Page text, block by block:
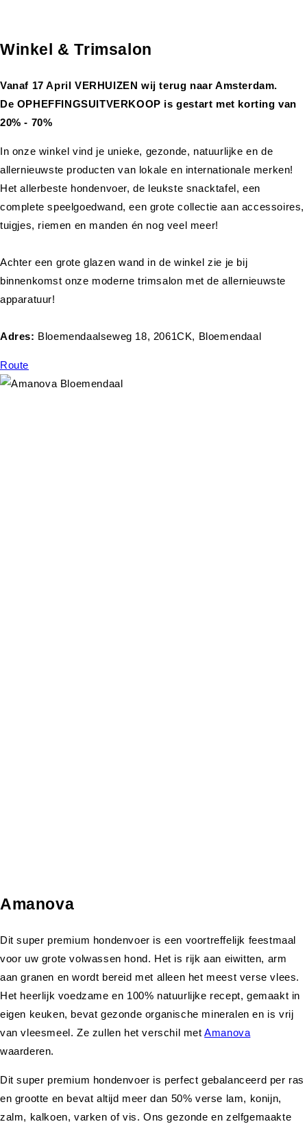
Winkel & Trimsalon
Vanaf 17 April VERHUIZEN wij terug naar Amsterdam.
De OPHEFFINGSUITVERKOOP is gestart met korting van
20% - 70%
In onze winkel vind je unieke, gezonde, natuurlijke en de
allernieuwste producten van lokale en internationale merken!
Het allerbeste hondenvoer, de leukste snacktafel, een
complete speelgoedwand, een grote collectie aan accessoires,
tuigjes, riemen en manden én nog veel meer!
Achter een grote glazen wand in de winkel zie je bij
binnenkomst onze moderne trimsalon met de allernieuwste
apparatuur!
Adres: Bloemendaalseweg 18, 2061CK, Bloemendaal
Route
Amanova
Dit super premium hondenvoer is een voortreffelijk feestmaal
voor uw grote volwassen hond. Het is rijk aan eiwitten, arm
aan granen en wordt bereid met alleen het meest verse vlees.
Het heerlijk voedzame en 100% natuurlijke recept, gemaakt in
eigen keuken, bevat gezonde organische mineralen en is vrij
van vleesmeel. Ze zullen het verschil metAmanova
waarderen.
Dit super premium hondenvoer is perfect gebalanceerd per ras
en grootte en bevat altijd meer dan 50% verse lam, konijn,
zalm, kalkoen, varken of vis. Ons gezonde en zelfgemaakte